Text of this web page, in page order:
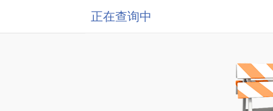
正在查询中